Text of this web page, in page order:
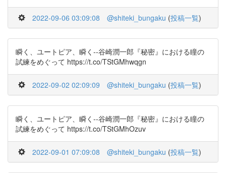
2022-09-06 03:09:08 @shiteki_bungaku (投稿一覧)
瞬く、ユートピア、瞬く--谷崎潤一郎『秘密』における瞳の
試練をめぐって https://t.co/TStGMhwqgn
2022-09-02 02:09:09 @shiteki_bungaku (投稿一覧)
瞬く、ユートピア、瞬く--谷崎潤一郎『秘密』における瞳の
試練をめぐって https://t.co/TStGMhOzuv
2022-09-01 07:09:08 @shiteki_bungaku (投稿一覧)